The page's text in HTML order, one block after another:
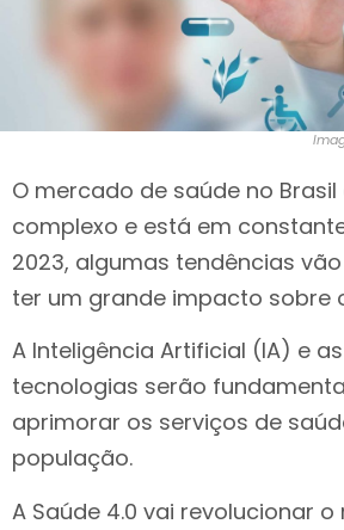
O mercado de saúde no
complexo e está em
2023, algumas tendências
ter um grande impacto sobre
A Inteligência Artificial (IA) e
tecnologias serão
aprimorar os serviços de
população.
A Saúde 4.0 vai revolucionar